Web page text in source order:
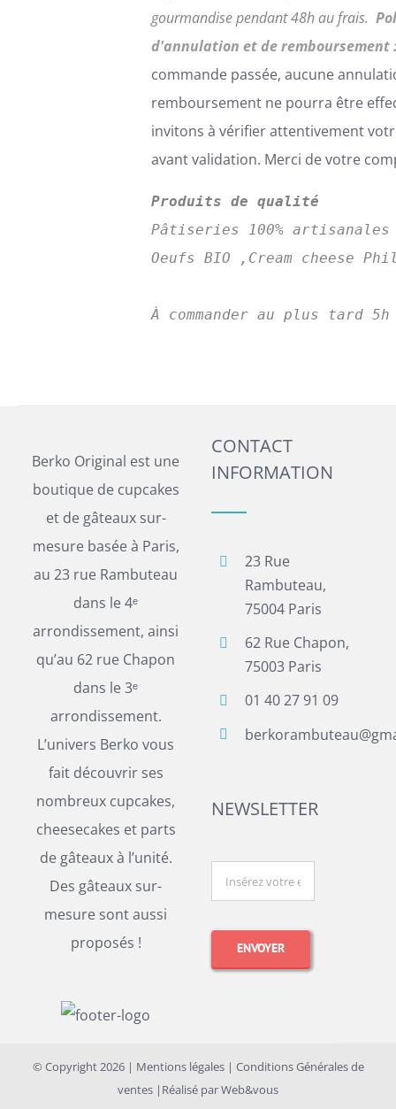
gourmandise pendant 48h au frais.
d'annulation et de remboursement
commande passée, aucune
remboursement ne pourra être
invitons à vérifier attentivement
avant validation. Merci de votre
Produits de qualité
Pâtiseries 100% artisanales
Oeufs BIO ,Cream cheese
Berko Original est une
boutique de cupcakes
et de gâteaux sur-
mesure basée à Paris,
au 23 rue Rambuteau
dans le 4ᵉ
arrondissement, ainsi
qu’au 62 rue Chapon
dans le 3ᵉ
arrondissement.
L’univers Berko vous
fait découvrir ses
nombreux cupcakes,
cheesecakes et parts
de gâteaux à l’unité.
Des gâteaux sur-
mesure sont aussi
proposés !
CONTACT
INFORMATION
23 Rue
Rambuteau,
75004 Paris
62 Rue Chapon,
75003 Paris
01 40 27 91 09
NEWSLETTER
© Copyright2026 | Mentions légales| Conditions Générales de
ventes |Réalisé parWeb&vous